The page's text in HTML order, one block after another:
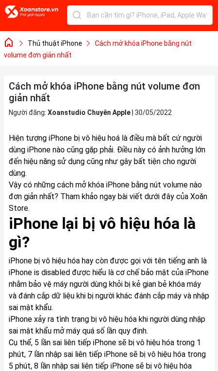
Thủ thuật iPhone
Cách mở khóa iPhone bằng nút
volume đơn giản nhất
Cách mở khóa iPhone bằng nút volume đơn
giản nhất
Người đăng: Xoanstudio Chuyên Apple| 30/05/2022
Hiện tượng iPhone bị vô hiệu hoá là điều mà bất cứ người
dùng iPhonenào cũng gặp phải. Điều này có ảnh hưởng lớn
đến hiệu năng sử dụng cũng như gây bất tiện cho người
dùng.
Vậy có những cách mở khóa iPhone bằng nút volume nào
đơn giản nhất? Tham khảo ngay bài viết dưới đây của Xoăn
Store.
iPhone lại bị vô hiệu hóa là
gì?
iPhone bị vô hiệu hóahay còn được gọi với tên tiếng anh là
iPhone is disabled được hiểu là cơ chế bảo mật của iPhone
nhằm bảo vệ máy người dùng khỏi bị kẻ gian bẻ khóa máy
và đánh cắp dữ liệu khi bị người khác đánh cắp máy và nhập
sai mật khẩu.
iPhone xảy ra tình trạng bị vô hiệu hóa khi người dùng nhập
sai mật khẩu mở máy quá số lần quy định.
Cụ thể, 5 lần sai liên tiếp iPhone sẽ bị vô hiệu hóa trong 1
phút, 7 lần nhập sai liên tiếp iPhone sẽ bị vô hiệu hóa trong
5 phút, 8 lần nhập sai liên tiếp iPhone sẽ bị vô hiệu hóa